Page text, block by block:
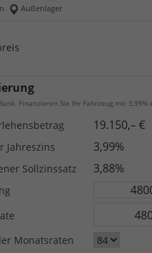
Außenlager
Finanzieren Sie Ihr Fahrzeug mit 3,99%
19.150,– €
Jahreszins 3,99%
Sollzinssatz 3,88%
Monatsraten